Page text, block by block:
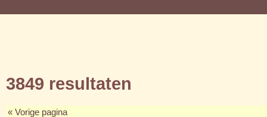
3849 resultaten
« Vorige pagina